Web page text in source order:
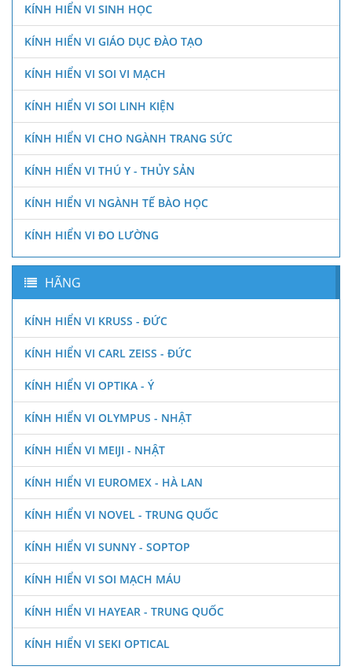
KÍNH HIỂN VI SINH HỌC
KÍNH HIỂN VI GIÁO DỤC ĐÀO TẠO
KÍNH HIỂN VI SOI VI MẠCH
KÍNH HIỂN VI SOI LINH KIỆN
KÍNH HIỂN VI CHO NGÀNH TRANG SỨC
KÍNH HIỂN VI THÚ Y - THỦY SẢN
KÍNH HIỂN VI NGÀNH TẾ BÀO HỌC
KÍNH HIỂN VI ĐO LƯỜNG
HÃNG
KÍNH HIỂN VI KRUSS - ĐỨC
KÍNH HIỂN VI CARL ZEISS - ĐỨC
KÍNH HIỂN VI OPTIKA - Ý
KÍNH HIỂN VI OLYMPUS - NHẬT
KÍNH HIỂN VI MEIJI - NHẬT
KÍNH HIỂN VI EUROMEX - HÀ LAN
KÍNH HIỂN VI NOVEL - TRUNG QUỐC
KÍNH HIỂN VI SUNNY - SOPTOP
KÍNH HIỂN VI SOI MẠCH MÁU
KÍNH HIỂN VI HAYEAR - TRUNG QUỐC
KÍNH HIỂN VI SEKI OPTICAL